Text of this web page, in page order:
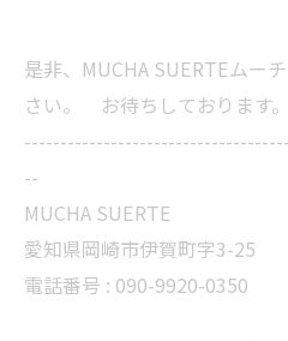
是非、MUCHA SUERTEムー
さい。 お待ちしております。
--
MUCHA SUERTE
愛知県岡崎市伊賀町字3-25
電話番号 : 090-9920-0350